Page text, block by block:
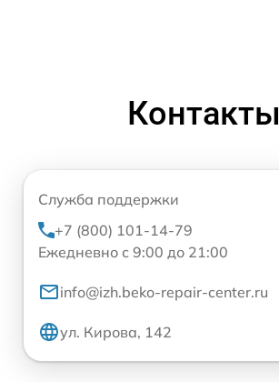
Контакты
Служба поддержки
+7 (800) 101-14-79
Ежедневно с 9:00 до 21:00
info@izh.beko-repair-center.ru
ул. Кирова, 142